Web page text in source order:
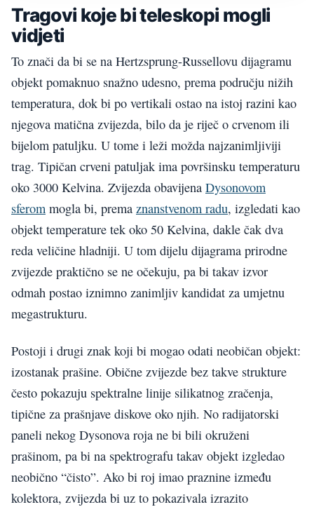
Tragovi koje bi teleskopi mogli
vidjeti
To znači da bi se na Hertzsprung-Russellovu dijagramu
objekt pomaknuo snažno udesno, prema području nižih
temperatura, dok bi po vertikali ostao na istoj razini kao
njegova matična zvijezda, bilo da je riječ o crvenom ili
bijelom patuljku. U tome i leži možda najzanimljiviji
trag. Tipičan crveni patuljak ima površinsku temperaturu
oko 3000 Kelvina. Zvijezda obavijena Dysonovom
sferom mogla bi, prema znanstvenom radu, izgledati kao
objekt temperature tek oko 50 Kelvina, dakle čak dva
reda veličine hladniji. U tom dijelu dijagrama prirodne
zvijezde praktično se ne očekuju, pa bi takav izvor
odmah postao iznimno zanimljiv kandidat za umjetnu
megastrukturu.
Postoji i drugi znak koji bi mogao odati neobičan objekt:
izostanak prašine. Obične zvijezde bez takve strukture
često pokazuju spektralne linije silikatnog zračenja,
tipične za prašnjave diskove oko njih. No radijatorski
paneli nekog Dysonova roja ne bi bili okruženi
prašinom, pa bi na spektrografu takav objekt izgledao
neobično “čisto”. Ako bi roj imao praznine između
kolektora, zvijezda bi uz to pokazivala izrazito